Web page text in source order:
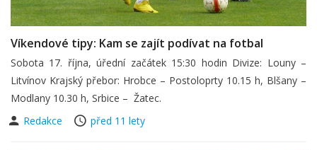
Víkendové tipy: Kam se zajít podívat na fotbal
Sobota 17. října, úřední začátek 15:30 hodin Divize: Louny –
Litvínov Krajský přebor: Hrobce – Postoloprty 10.15 h, Blšany –
Modlany 10.30 h, Srbice – Žatec.
Redakce
před 11 lety